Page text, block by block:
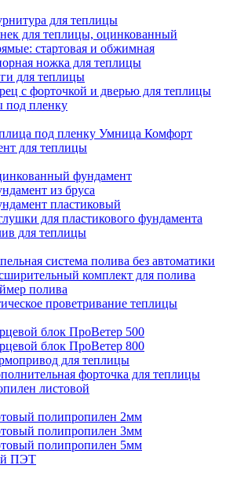
для теплицы
для теплицы, оцинкованный
стартовая и обжимная
ножка для теплицы
для теплицы
с форточкой и дверью для теплицы
под пленку
под пленку Умница Комфорт
для теплицы
фундамент
из бруса
пластиковый
для пластикового фундамента
для теплицы
система полива без автоматики
комплект для полива
полива
проветривание теплицы
блок ПроВетер 500
блок ПроВетер 800
для теплицы
форточка для теплицы
листовой
полипропилен 2мм
полипропилен 3мм
полипропилен 5мм
ПЭТ